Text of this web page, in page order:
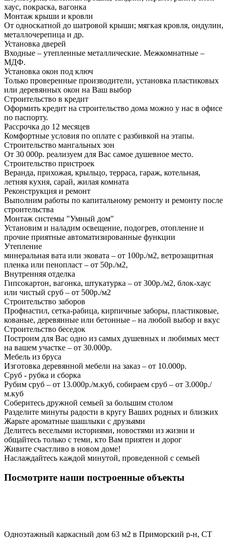
хаус, покраска, вагонка
Монтаж крыши и кровли
От односкатной до шатровой крыши; мягкая кровля, ондулин,
металлочерепица и др.
Установка дверей
Входные – утепленные металлические. Межкомнатные –
МДФ.
Установка окон под ключ
Только проверенные производители, установка пластиковых
или деревянных окон на Ваш выбор
Строительство в кредит
Оформить кредит на строительство дома можно у нас в офисе
по паспорту.
Рассрочка до 12 месяцев
Комфортные условия по оплате с разбивкой на этапы.
Строительство мангальных зон
От 30 000р. реализуем для Вас самое душевное место.
Строительство пристроек
Веранда, прихожая, крыльцо, терраса, гараж, котельная,
летняя кухня, сарай, жилая комната
Реконструкция и ремонт
Выполним работы по капитальному ремонту и ремонту после
строительства
Монтаж системы "Умный дом"
Установим и наладим освещение, подогрев, отопление и
прочие приятные автоматизированные функции
Утепление
минеральная вата или эковата – от 100р./м2, ветрозащитная
пленка или пенопласт – от 50р./м2,
Внутренняя отделка
Гипсокартон, вагонка, штукатурка – от 300р./м2, блок-хаус
или чистый сруб – от 500р./м2
Строительство заборов
Профнастил, сетка-рабица, кирпичные заборы, пластиковые,
кованые, деревянные или бетонные – на любой выбор и вкус
Строительство беседок
Построим для Вас одно из самых душевных и любимых мест
на вашем участке – от 30.000р.
Мебель из бруса
Изготовка деревянной мебели на заказ – от 10.000р.
Сруб - рубка и сборка
Рубим сруб – от 13.000р./м.куб, собираем сруб – от 3.000р./
м.куб
Соберитесь дружной семьей за большим столом
Разделите минуты радости в кругу Ваших родных и близких
Жарьте ароматные шашлыки с друзьями
Делитесь веселыми историями, новостями из жизни и
общайтесь только с теми, кто Вам приятен и дорог
Живите счастливо в новом доме!
Наслаждайтесь каждой минутой, проведенной с семьей
Посмотрите наши построенные объекты
Одноэтажный каркасный дом 63 м2 в Приморский р-н, СТ